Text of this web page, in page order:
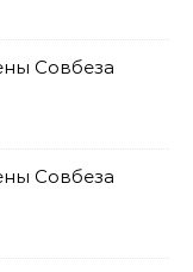
Совбеза
Совбеза